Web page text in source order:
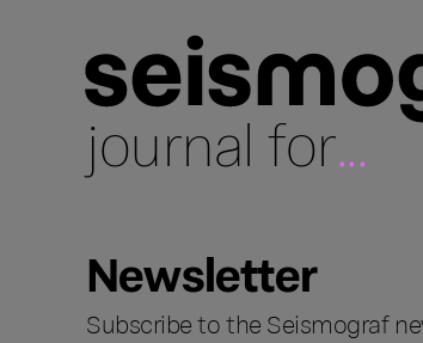
journal for...
Newsletter
Subscribe to the Seismograf